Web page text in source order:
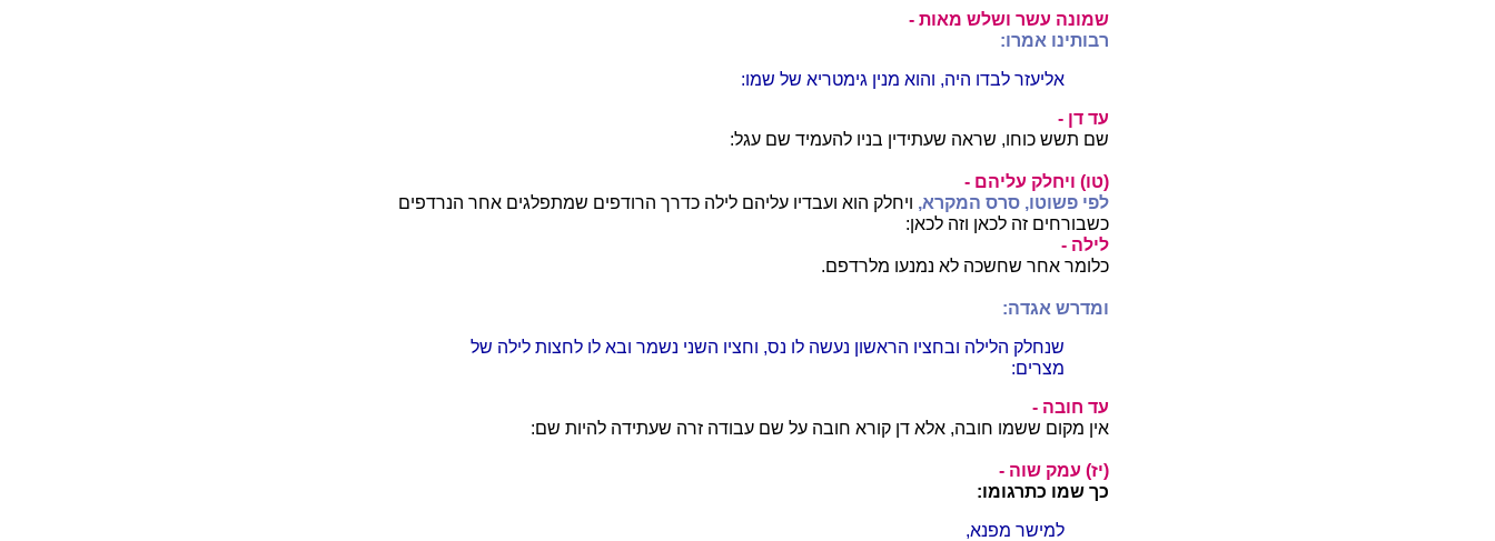
שמונה עשר ושלש מאות -
רבותינו אמרו:
אליעזר לבדו היה, והוא מנין גימטריא של שמו:
עד דן -
שם תשש כוחו, שראה שעתידין בניו להעמיד שם עגל:
(טו) ויחלק עליהם -
לפי פשוטו, סרס המקרא, ויחלק הוא ועבדיו עליהם לילה כדרך הרודפים שמתפלגים אחר הנרדפים
כשבורחים זה לכאן וזה לכאן:
לילה -
כלומר אחר שחשכה לא נמנעו מלרדפם.
ומדרש אגדה:
שנחלק הלילה ובחציו הראשון נעשה לו נס, וחציו השני נשמר ובא לו לחצות לילה של
מצרים:
עד חובה -
אין מקום ששמו חובה, אלא דן קורא חובה על שם עבודה זרה שעתידה להיות שם:
(יז) עמק שוה -
כך שמו כתרגומו:
למישר מפנא,